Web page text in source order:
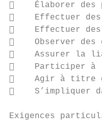
    Élaborer des
    Effectuer
    Effectuer des
    Observer des
    Assurer la
    Participer à
    Agir à titre
    S’impliquer
Exigences